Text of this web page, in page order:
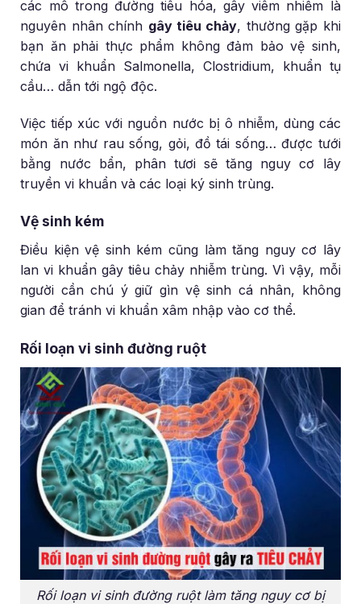
các mô trong đường tiêu hóa, gây viêm nhiễm là
nguyên nhân chính gây tiêu chảy, thường gặp khi
bạn ăn phải thực phẩm không đảm bảo vệ sinh,
chứa vi khuẩn Salmonella, Clostridium, khuẩn tụ
cầu… dẫn tới ngộ độc.
Việc tiếp xúc với nguồn nước bị ô nhiễm, dùng các
món ăn như rau sống, gỏi, đồ tái sống… được tưới
bằng nước bẩn, phân tươi sẽ tăng nguy cơ lây
truyền vi khuẩn và các loại ký sinh trùng.
Vệ sinh kém
Điều kiện vệ sinh kém cũng làm tăng nguy cơ lây
lan vi khuẩn gây tiêu chảy nhiễm trùng. Vì vậy, mỗi
người cần chú ý giữ gìn vệ sinh cá nhân, không
gian để tránh vi khuẩn xâm nhập vào cơ thể.
Rối loạn vi sinh đường ruột
Rối loạn vi sinh đường ruột làm tăng nguy cơ bị